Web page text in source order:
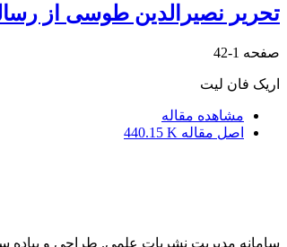
تحریر نصیرالدین طوسی از
صفحه 1-42
اریک فان لیت
مشاهده مقاله
اصل مقاله 440.15 K
سامانه مدیریت نشریات علمی. طراحی و پیاده